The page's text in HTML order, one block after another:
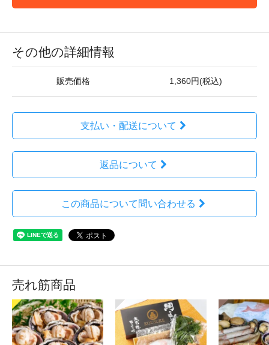
その他の詳細情報
販売価格 1,360円(税込)
支払い・配送について
返品について
この商品について問い合わせる
売れ筋商品